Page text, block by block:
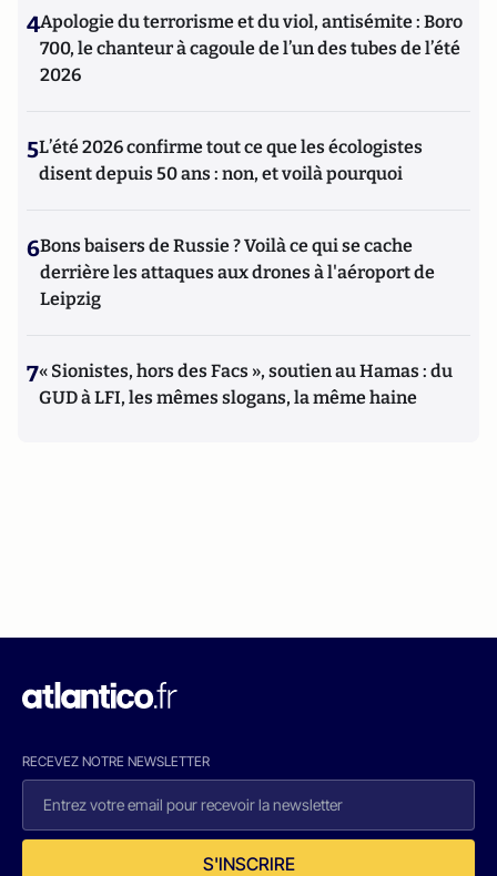
4Apologie du terrorisme et du viol, antisémite : Boro
700, le chanteur à cagoule de l’un des tubes de l’été
2026
5L’été 2026 confirme tout ce que les écologistes
disent depuis 50 ans : non, et voilà pourquoi
6Bons baisers de Russie ? Voilà ce qui se cache
derrière les attaques aux drones à l'aéroport de
Leipzig
7« Sionistes, hors des Facs », soutien au Hamas : du
GUD à LFI, les mêmes slogans, la même haine
RECEVEZ NOTRE NEWSLETTER
S'INSCRIRE